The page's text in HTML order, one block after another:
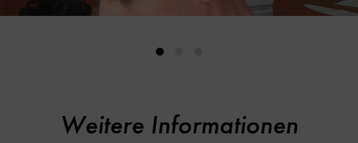
Weitere Informationen